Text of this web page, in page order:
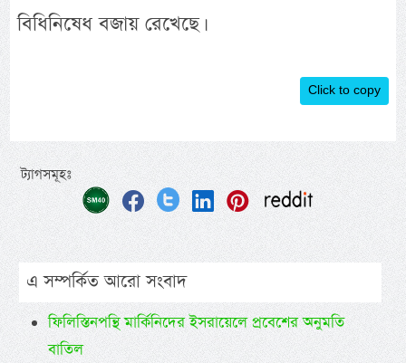
বিধিনিষেধ বজায় রেখেছে।
Click to copy
ট্যাগসমূহঃ
এ সম্পর্কিত আরো সংবাদ
ফিলিস্তিনপন্থি মার্কিনিদের ইসরায়েলে প্রবেশের অনুমতি
বাতিল